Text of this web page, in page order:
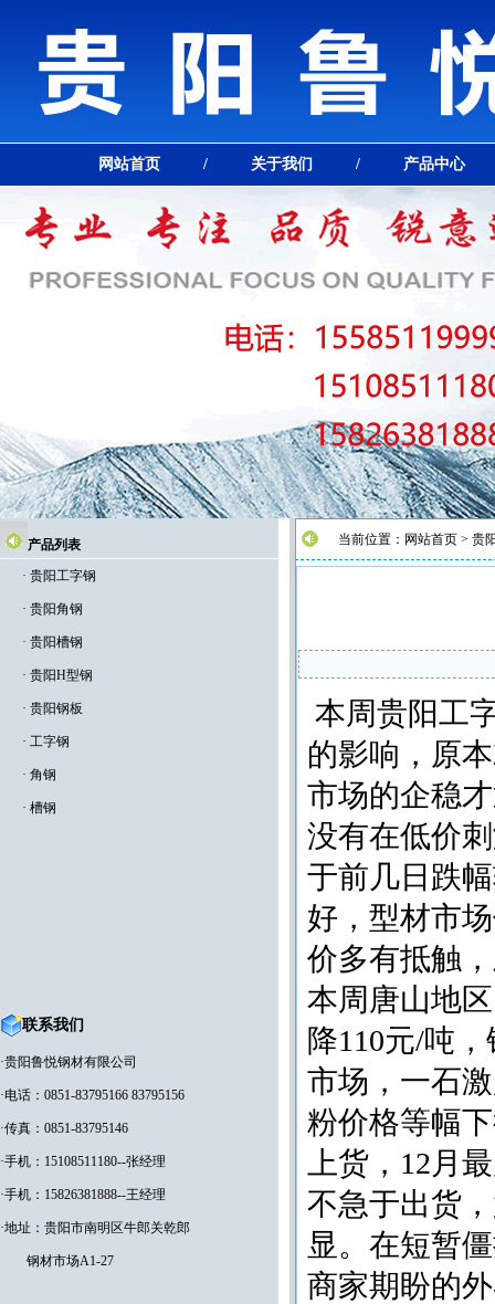
网站首页 / 关于我们 / 产品中心
产品列表
· 贵阳工字钢
· 贵阳角钢
· 贵阳槽钢
· 贵阳H型钢
· 贵阳钢板
· 工字钢
· 角钢
· 槽钢
联系我们
·贵阳鲁悦钢材有限公司
·电话：0851-83795166 83795156
·传真：0851-83795146
·手机：15108511180--张经理
·手机：15826381888--王经理
·地址：贵阳市南明区牛郎关乾郎
钢材市场A1-27
当前位置： 网站首页 > 贵
本周贵阳工
的影响，原
市场的企稳
没有在低价
于前几日跌
好，型材市
价多有抵触
本周唐山地
降110元/吨
市场，一石
粉价格等幅
上货，12月
不急于出货
显。在短暂
商家期盼的